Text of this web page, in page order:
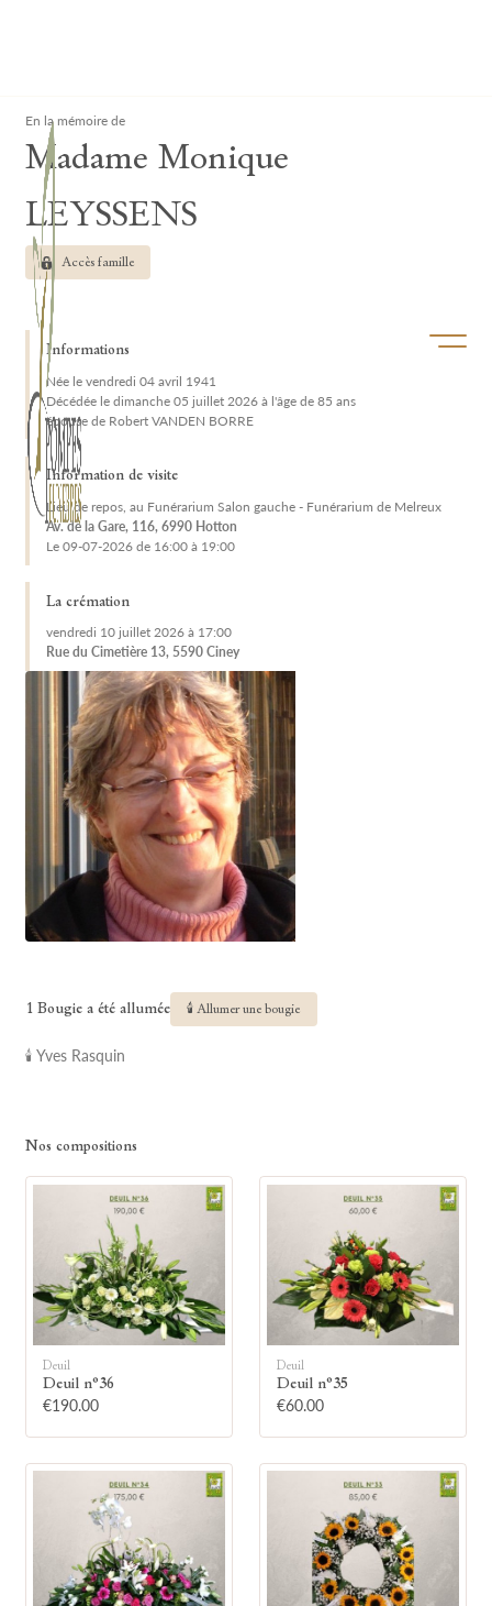
Ouvrir/
En la mémoire de
Madame Monique
LEYSSENS
Accès famille
Informations
Née le vendredi 04 avril 1941
Décédée le dimanche 05 juillet 2026 à l'âge de 85 ans
épouse de Robert VANDEN BORRE
Information de visite
Lieu de repos, au Funérarium Salon gauche - Funérarium de Melreux
Av. de la Gare, 116, 6990 Hotton
Le 09-07-2026 de 16:00 à 19:00
La crémation
vendredi 10 juillet 2026 à 17:00
Rue du Cimetière 13, 5590 Ciney
1 Bougie a été allumée 🕯 Allumer une bougie
🕯 Yves Rasquin
Allumez une bougie
Montrez votre soutien à la famille en
allumant symboliquement une bougie.
Votre nom
Nos compositions
Deuil
Deuil n°36
€190.00
Deuil
Deuil n°35
€60.00